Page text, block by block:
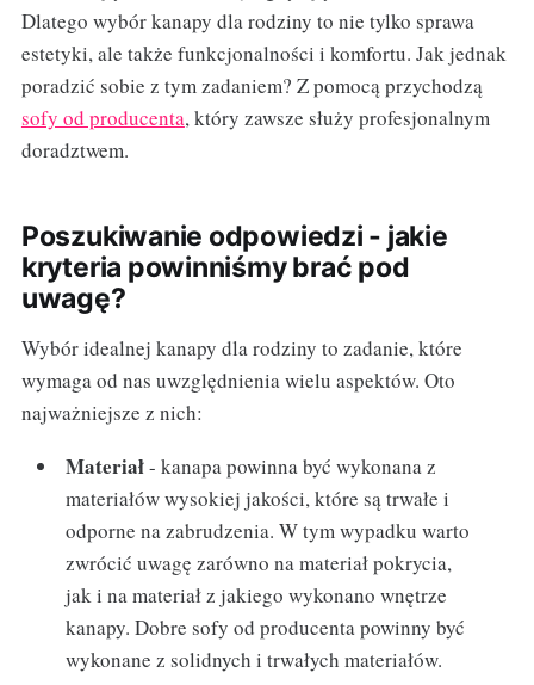
Dlatego wybór kanapy dla rodziny to nie tylko sprawa
estetyki, ale także funkcjonalności i komfortu. Jak jednak
poradzić sobie z tym zadaniem? Z pomocą przychodzą
sofy od producenta, który zawsze służy profesjonalnym
doradztwem.
Poszukiwanie odpowiedzi - jakie
kryteria powinniśmy brać pod
uwagę?
Wybór idealnej kanapy dla rodziny to zadanie, które
wymaga od nas uwzględnienia wielu aspektów. Oto
najważniejsze z nich:
Materiał- kanapa powinna być wykonana z
materiałów wysokiej jakości, które są trwałe i
odporne na zabrudzenia. W tym wypadku warto
zwrócić uwagę zarówno na materiał pokrycia,
jak i na materiał z jakiego wykonano wnętrze
kanapy. Dobre sofy od producenta powinny być
wykonane z solidnych i trwałych materiałów.